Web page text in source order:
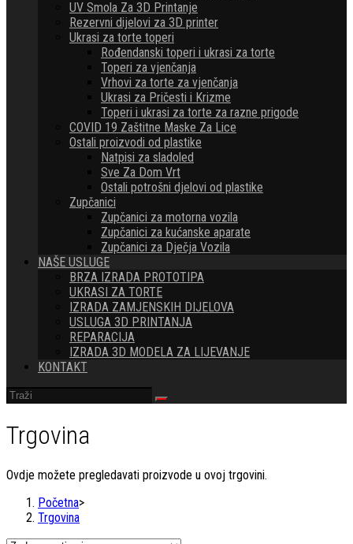
UV Smola Za 3D Printanje
Rezervni dijelovi za 3D printer
Ukrasi za torte toperi
Rođendanski toperi i ukrasi za torte
Toperi za vjenčanja
Vrhovi za torte za vjenčanja
Ukrasi za Pričesti i Krizme
Toperi i ukrasi za torte za razne prigode
COVID 19 Zaštitne Maske Za Lice
Ostali proizvodi od plastike
Natpisi za sladoled
Sve Za Dom Vrt
Ostali potrošni djelovi od plastike
Zupčanici
Zupčanici za motorna vozila
Zupčanici za kućanske aparate
Zupčanici za Dječja Vozila
NAŠE USLUGE
BRZA IZRADA PROTOTIPA
UKRASI ZA TORTE
IZRADA ZAMJENSKIH DIJELOVA
USLUGA 3D PRINTANJA
REPARACIJA
IZRADA 3D MODELA ZA LIJEVANJE
KONTAKT
Trgovina
Ovdje možete pregledavati proizvode u ovoj trgovini.
Početna>
Trgovina